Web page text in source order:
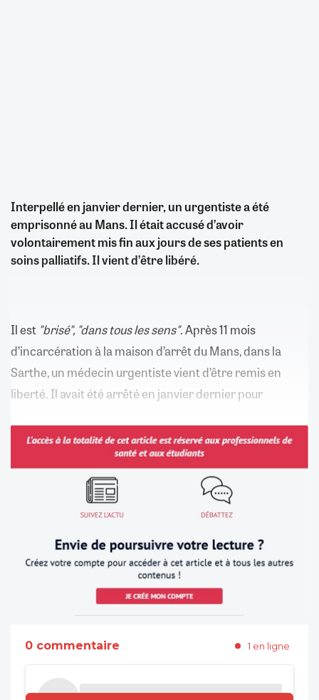
Interpellé en janvier dernier, un urgentiste a été
emprisonné au Mans. Il était accusé d’avoir
volontairement mis fin aux jours de ses patients en
soins palliatifs. Il vient d’être libéré.
Il est "brisé", "dans tous les sens". Après 11 mois
d’incarcération à la maison d’arrêt du Mans, dans la
Sarthe, un médecin urgentiste vient d’être remis en
liberté. Il avait été arrêté en janvier dernier pour
0 commentaire 1 en ligne